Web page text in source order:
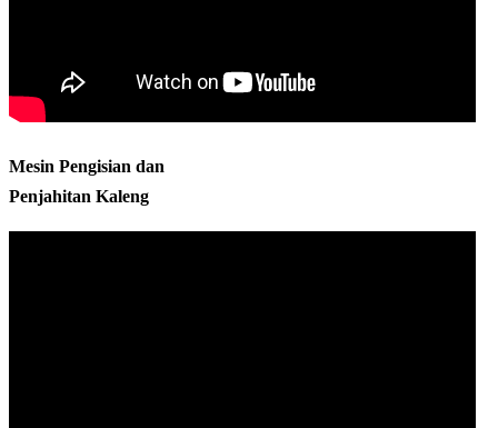
Mesin Pengisian dan
Penjahitan Kaleng